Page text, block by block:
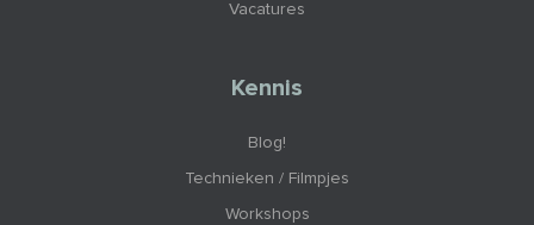
Vacatures
Kennis
Blog!
Technieken / Filmpjes
Workshops